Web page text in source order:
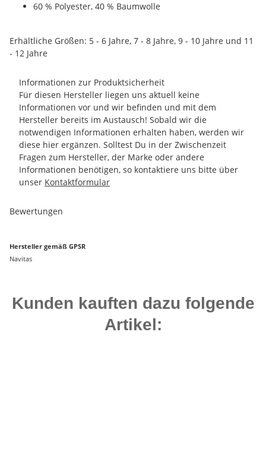
60 % Polyester, 40 % Baumwolle
Erhältliche Größen: 5 - 6 Jahre, 7 - 8 Jahre, 9 - 10 Jahre und 11
- 12 Jahre
Informationen zur Produktsicherheit
Für diesen Hersteller liegen uns aktuell keine
Informationen vor und wir befinden und mit dem
Hersteller bereits im Austausch! Sobald wir die
notwendigen Informationen erhalten haben, werden wir
diese hier ergänzen. Solltest Du in der Zwischenzeit
Fragen zum Hersteller, der Marke oder andere
Informationen benötigen, so kontaktiere uns bitte über
unser Kontaktformular
Bewertungen
Hersteller gemäß GPSR
Navitas
Kunden kauften dazu folgende
Artikel: